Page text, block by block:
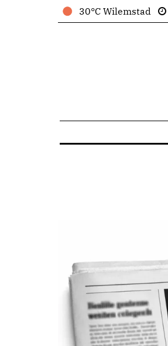
30°C Wilemstad